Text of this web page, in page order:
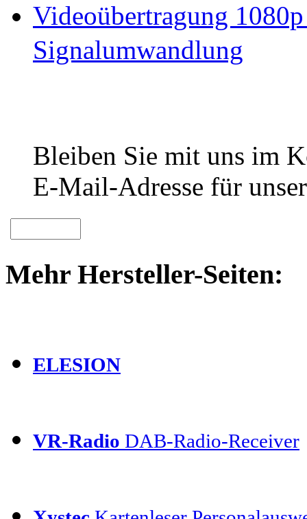
Videoübertragung
Signalumwandlung
Bleiben Sie mit uns im
E-Mail-Adresse für
Mehr Hersteller-Seiten:
ELESION
VR-Radio DAB-Radio-Receiver